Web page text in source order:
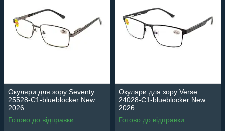
Окуляри для зору Seventy
25528-C1-blueblocker New
2026
Готово до відправки
Окуляри для зору Verse
24028-C1-blueblocker New
2026
Готово до відправки